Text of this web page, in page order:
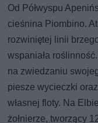
Od Półwyspu
cieśnina Piombino.
rozwiniętej linii
wspaniała
na zwiedzaniu
piesze wycieczki oraz
własnej floty. Na
żołnierze, tworzący